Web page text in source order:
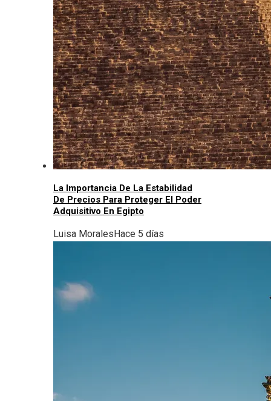
La Importancia De La Estabilidad
De Precios Para Proteger El Poder
Adquisitivo En Egipto
Luisa MoralesHace 5 días